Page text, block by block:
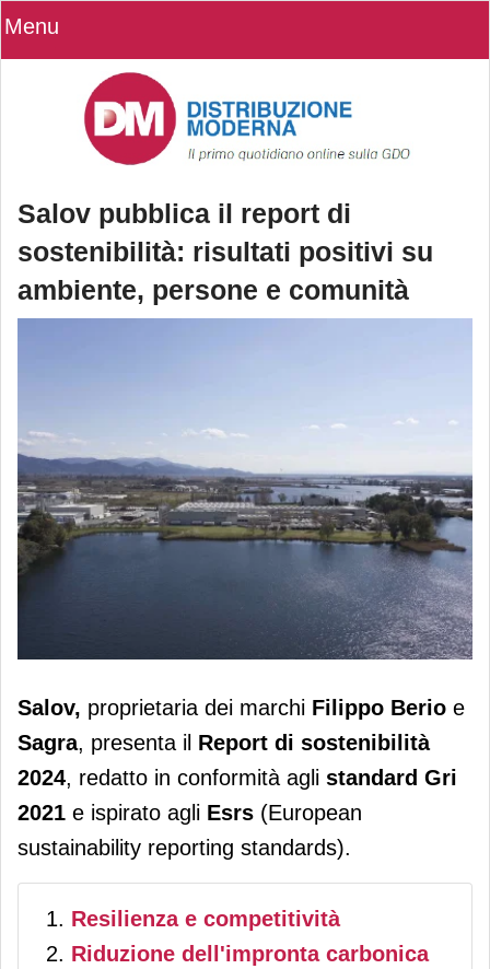
Menu
Salov pubblica il report di
sostenibilità: risultati positivi su
ambiente, persone e comunità
Salov pubblica il report di
sostenibilità: risultati positivi su
ambiente, persone e comunità
Salov, proprietaria dei marchi Filippo Berio e
Sagra, presenta il Report di sostenibilità
2024, redatto in conformità agli standard Gri
2021 e ispirato agli Esrs (European
sustainability reporting standards).
Resilienza e competitività
Riduzione dell'impronta carbonica